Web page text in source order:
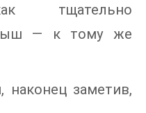
тщательно
— к тому же
заметив,